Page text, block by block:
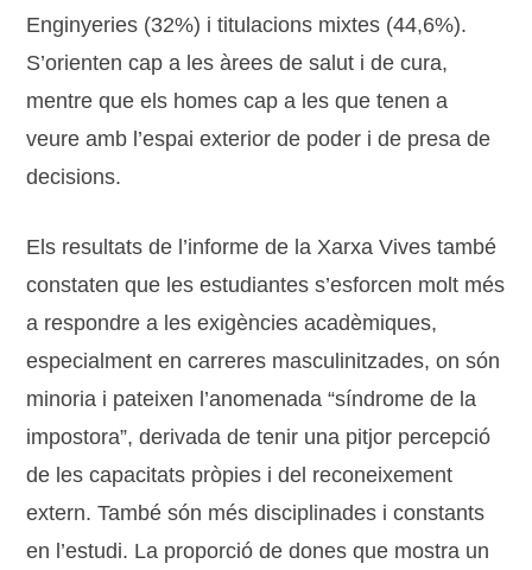
Enginyeries (32%) i titulacions mixtes (44,6%).
S’orienten cap a les àrees de salut i de cura,
mentre que els homes cap a les que tenen a
veure amb l’espai exterior de poder i de presa de
decisions.
Els resultats de l’informe de la Xarxa Vives també
constaten que les estudiantes s’esforcen molt més
a respondre a les exigències acadèmiques,
especialment en carreres masculinitzades, on són
minoria i pateixen l’anomenada “síndrome de la
impostora”, derivada de tenir una pitjor percepció
de les capacitats pròpies i del reconeixement
extern. També són més disciplinades i constants
en l’estudi. La proporció de dones que mostra un